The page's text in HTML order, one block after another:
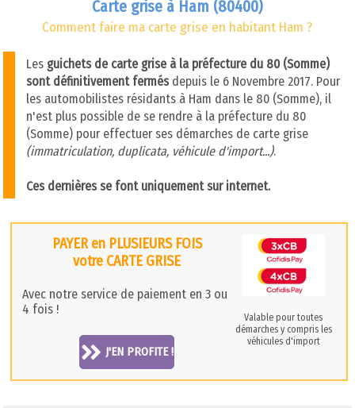
Carte grise à Ham (80400)
Comment faire ma carte grise en habitant Ham ?
Les guichets de carte grise à la préfecture du 80 (Somme)
sont définitivement fermésdepuis le 6 Novembre 2017. Pour
les automobilistes résidants à Ham dans le 80 (Somme), il
n'est plus possible de se rendre à la préfecture du 80
(Somme) pour effectuer ses démarches de carte grise
(immatriculation, duplicata, véhicule d'import...).
Ces dernières se font uniquement sur internet.
PAYER en PLUSIEURS FOIS
votre CARTE GRISE
Avec notre service de paiement en 3 ou
4 fois !
J'EN PROFITE !
Valable pour toutes
démarches y compris les
véhicules d'import